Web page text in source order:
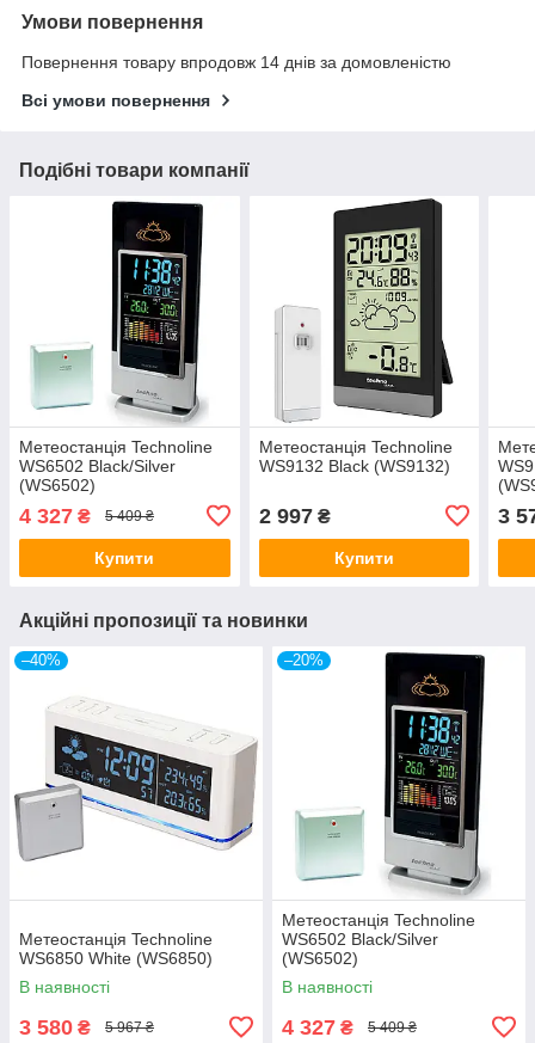
Умови повернення
Повернення товару впродовж 14 днів за домовленістю
Всі умови повернення
Подібні товари компанії
Метеостанція Technoline
WS6502 Black/Silver
(WS6502)
4 327 ₴ 5 409 ₴
Купити
Метеостанція Technoline
WS9132 Black (WS9132)
2 997₴
Купити
3
Акційні пропозиції та новинки
–40%
Метеостанція Technoline
WS6850 White (WS6850)
В наявності
3 580 ₴ 5 967 ₴
–20%
Метеостанція Technoline
WS6502 Black/Silver
(WS6502)
В наявності
4 327 ₴ 5 409 ₴